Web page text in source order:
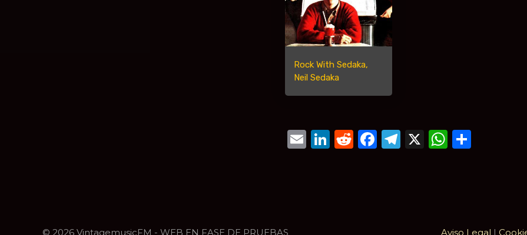
Rock With Sedaka,
Neil Sedaka
Email
LinkedIn
Reddit
Facebook
Telegram
X
© 2026 VintagemusicFM - WEB EN FASE DE PRUEBAS Aviso Legal |